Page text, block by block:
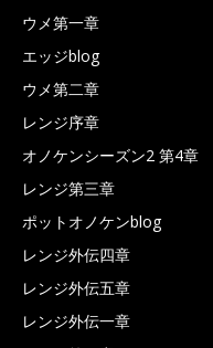
ウメ第一章
エッジblog
ウメ第二章
レンジ序章
オノケンシーズン2 第4章
レンジ第三章
ポットオノケンblog
レンジ外伝四章
レンジ外伝五章
レンジ外伝一章